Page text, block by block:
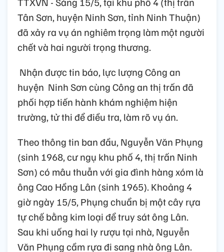
Tân Sơn, huyện Ninh Sơn, tỉnh Ninh Thuận)
đã xảy ra vụ án nghiêm trọng làm một người
chết và hai người trọng thương.
Nhận được tin báo, lực lượng Công an
huyện Ninh Sơn cùng Công an thị trấn đã
phối hợp tiến hành khám nghiệm hiện
trường, tử thi để điều tra, làm rõ vụ án.
Theo thông tin ban đầu, Nguyễn Văn Phụng
(sinh 1968, cư ngụ khu phố 4, thị trấn Ninh
Sơn) có mâu thuẫn với gia đình hàng xóm là
ông Cao Hồng Lân (sinh 1965). Khoảng 4
giờ ngày 15/5, Phụng chuẩn bị một cây rựa
tự chế bằng kim loại để truy sát ông Lân.
Sau khi uống hai ly rượu tại nhà, Nguyễn
Văn Phụng cầm rựa đi sang nhà ông Lân.